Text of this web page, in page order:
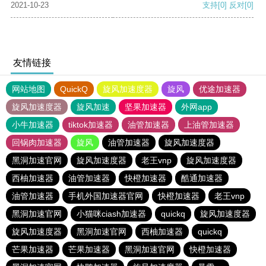
2021-10-23 支持[0] 反对[0]
友情链接
网站地图 QuickQ 旋风加速度器 旋风
优途加速器
旋风加速度器
旋风加速 坚果加速器
外网app
小牛加速器
tiktok加速器 油管加速器
上油管加速器
回锅肉加速器
旋风 油管加速器
旋风加速度器
黑洞加速官网
旋风加速度器 老王vnp
旋风加速度器
西柚加速器
油管加速器 快橙加速器
酷通加速器
油管加速器
手机外国加速器官网 快橙加速器
老王vnp
黑洞加速官网
小猫咪ciash加速器 quickq
旋风加速度器
旋风加速度器
黑洞加速官网 西柚加速器
quickq
芒果加速器
芒果加速器 黑洞加速官网
快橙加速器